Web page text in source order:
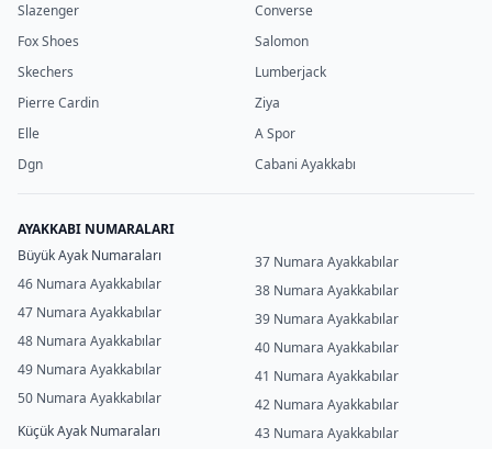
Slazenger
Fox Shoes
Skechers
Pierre Cardin
Elle
Dgn
Converse
Salomon
Lumberjack
Ziya
A Spor
Cabani Ayakkabı
AYAKKABI NUMARALARI
Büyük Ayak Numaraları
46 Numara Ayakkabılar
47 Numara Ayakkabılar
48 Numara Ayakkabılar
49 Numara Ayakkabılar
50 Numara Ayakkabılar
Küçük Ayak Numaraları
37 Numara Ayakkabılar
38 Numara Ayakkabılar
39 Numara Ayakkabılar
40 Numara Ayakkabılar
41 Numara Ayakkabılar
42 Numara Ayakkabılar
43 Numara Ayakkabılar